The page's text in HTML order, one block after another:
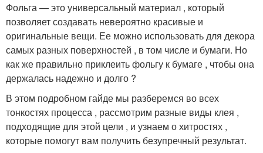
Фольга — это универсальный материал , который
позволяет создавать невероятно красивые и
оригинальные вещи. Ее можно использовать для декора
самых разных поверхностей , в том числе и бумаги. Но
как же правильно приклеить фольгу к бумаге , чтобы она
держалась надежно и долго ?
В этом подробном гайде мы разберемся во всех
тонкостях процесса , рассмотрим разные виды клея ,
подходящие для этой цели , и узнаем о хитростях ,
которые помогут вам получить безупречный результат.